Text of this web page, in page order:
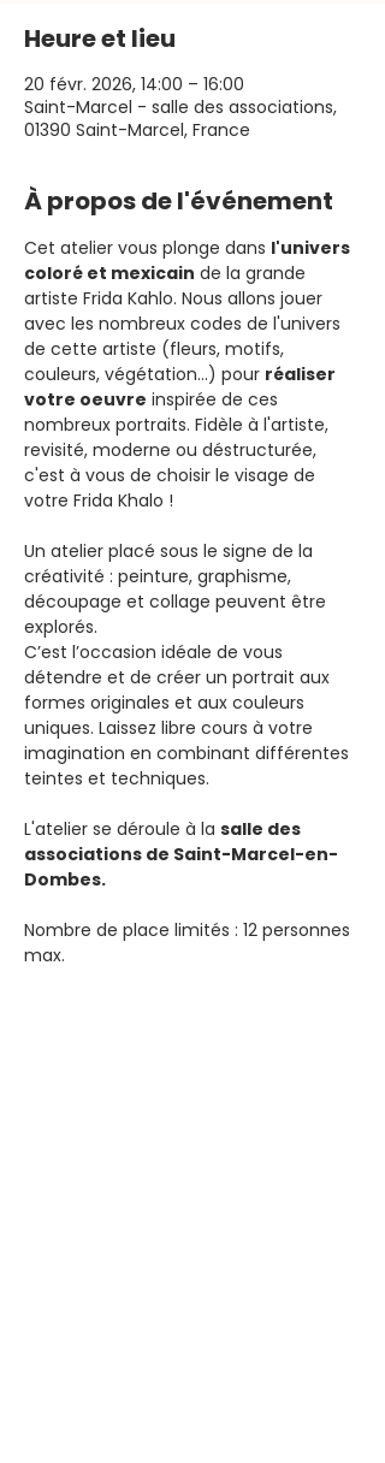
Heure et lieu
20 févr. 2026, 14:00 – 16:00
Saint-Marcel - salle des associations,
01390 Saint-Marcel, France
À propos de l'événement
Cet atelier vous plonge dans l'univers
coloré et mexicain de la grande
artiste Frida Kahlo. Nous allons jouer
avec les nombreux codes de l'univers
de cette artiste (fleurs, motifs,
couleurs, végétation...) pour réaliser
votre oeuvre inspirée de ces
nombreux portraits. Fidèle à l'artiste,
revisité, moderne ou déstructurée,
c'est à vous de choisir le visage de
votre Frida Khalo !
Un atelier placé sous le signe de la
créativité : peinture, graphisme,
découpage et collage peuvent être
explorés.
C’est l’occasion idéale de vous
détendre et de créer un portrait aux
formes originales et aux couleurs
uniques. Laissez libre cours à votre
imagination en combinant différentes
teintes et techniques.
L'atelier se déroule à la salle des
associations de Saint-Marcel-en-
Dombes.
Nombre de place limités : 12 personnes
max.